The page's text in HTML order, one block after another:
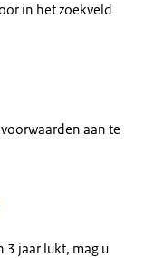
in het zoekveld
aan te
3 jaar lukt, mag u